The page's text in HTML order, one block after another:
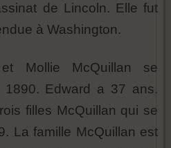
de Lincoln. Elle fut
à Washington.
Mollie McQuillan se
1890. Edward a 37 ans.
filles McQuillan qui se
La famille McQuillan est